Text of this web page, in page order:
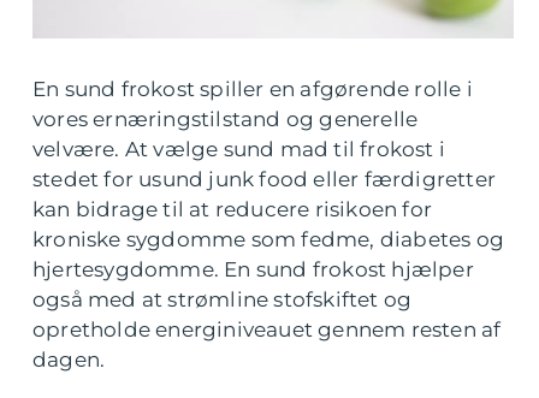
En sund frokost spiller en afgørende rolle i
vores ernæringstilstand og generelle
velvære. At vælge sund mad til frokost i
stedet for usund junk food eller færdigretter
kan bidrage til at reducere risikoen for
kroniske sygdomme som fedme, diabetes og
hjertesygdomme. En sund frokost hjælper
også med at strømline stofskiftet og
opretholde energiniveauet gennem resten af
dagen.